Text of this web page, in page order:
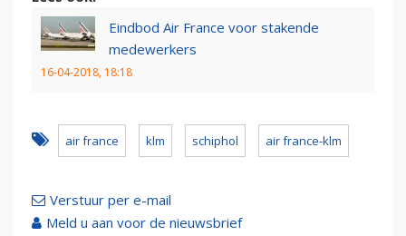
Eindbod Air France voor stakende
medewerkers
16-04-2018, 18:18
air france klm schiphol air france-klm
Verstuur per e-mail
Meld u aan voor de nieuwsbrief